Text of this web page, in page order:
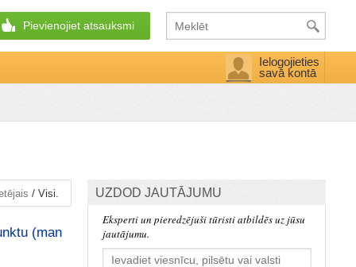
Pievienojiet atsauksmi
Ielogojieties
savā kontā
UZDOD JAUTĀJUMU
Eksperti un pieredzējuši tūristi atbildēs uz jūsu
jautājumu.
/ Visi.
(man